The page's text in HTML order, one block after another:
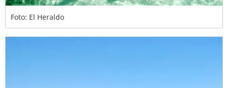
Foto: El Heraldo